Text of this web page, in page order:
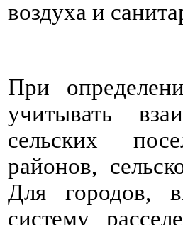
воздуха и
При
учитывать
сельских
районов,
Для городов,
систему